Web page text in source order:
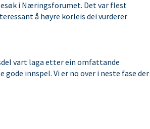
i Næringsforumet. Det var flest
å høyre korleis dei vurderer
vart laga etter ein omfattande
gode innspel. Vi er no over i neste fase der